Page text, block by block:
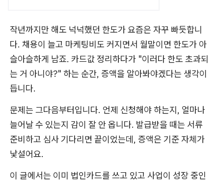
작년까지만 해도 넉넉했던 한도가 요즘은 자꾸 빠듯합니
다. 채용이 늘고 마케팅비도 커지면서 월말이면 한도가 아
슬아슬하게 남죠. 카드값 정리하다가 "이러다 한도 초과되
는 거 아니야?" 하는 순간, 증액을 알아봐야겠다는 생각이
듭니다.
문제는 그다음부터입니다. 언제 신청해야 하는지, 얼마나
늘어날 수 있는지 감이 잘 안 옵니다. 발급받을 때는 서류
준비하고 심사 기다리면 끝이었는데, 증액은 기준 자체가
낯설어요.
이 글에서는 이미 법인카드를 쓰고 있고 사업이 성장 중인